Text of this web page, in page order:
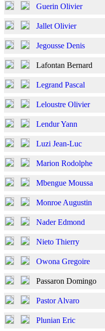
Guerin Olivier
Jallet Olivier
Jegousse Denis
Lafontan Bernard
Legrand Pascal
Leloustre Olivier
Lendur Yann
Luzi Jean-Luc
Marion Rodolphe
Mbengue Moussa
Monroe Augustin
Nader Edmond
Nieto Thierry
Owona Gregoire
Passaron Domingo
Pastor Alvaro
Plunian Eric